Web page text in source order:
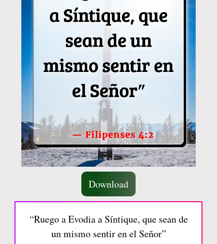
Download
“Ruego a Evodia a Síntique, que sean de
un mismo sentir en el Señor”